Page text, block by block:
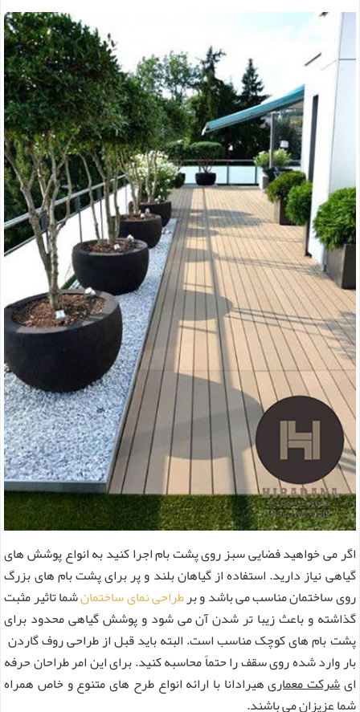
اگر می خواهید فضایی سبز روی پشت بام اجرا کنید به انواع پوشش های
گیاهی نیاز دارید.استفاده از گیاهان بلند و پر برای پشت بام های بزرگ
روی ساختمان مناسب می باشد و برطراحی نمای ساختمانشما تاثیر مثبت
گذاشته و باعث زیبا تر شدن آن می شود و پوشش گیاهی محدود برای
پشت بام های کوچک مناسب است. البته باید قبل از طراحی روف گاردن
بار وارد شده روی سقف را حتماً محاسبه کنید. برای این امر طراحان حرفه
ایشرکت معماریهیرادانا با ارائه انواع طرح های متنوع و خاص همراه
شما عزیزان می باشند.